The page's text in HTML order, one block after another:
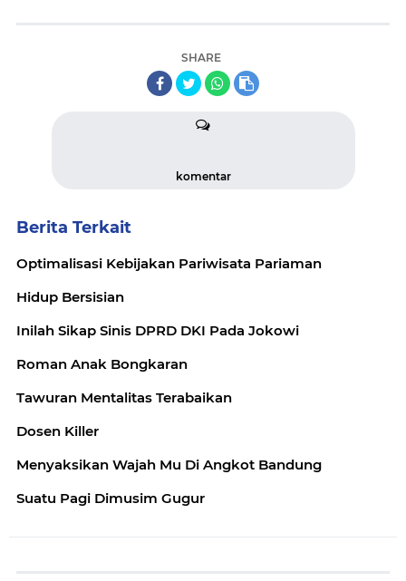
SHARE
komentar
Berita Terkait
Optimalisasi Kebijakan Pariwisata Pariaman
Hidup Bersisian
Inilah Sikap Sinis DPRD DKI Pada Jokowi
Roman Anak Bongkaran
Tawuran Mentalitas Terabaikan
Dosen Killer
Menyaksikan Wajah Mu Di Angkot Bandung
Suatu Pagi Dimusim Gugur